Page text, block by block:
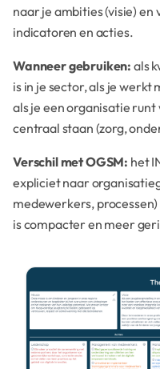
naar je ambities (visie)
indicatoren en acties.
Wanneer gebruiken: als
is in je sector, als je werkt
als je een organisatie
centraal staan (zorg,
Verschil met OGSM: het
expliciet naar
medewerkers,
is compacter en meer